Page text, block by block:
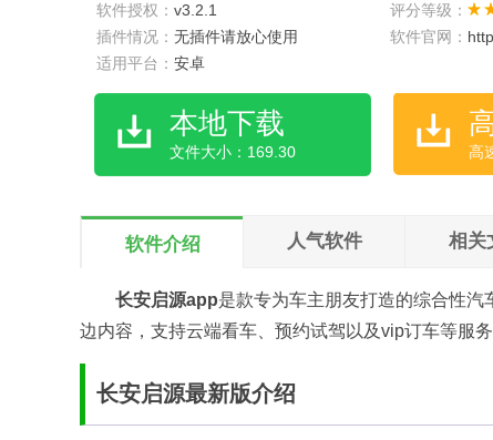
软件授权： v3.2.1
评分等级：
插件情况： 无插件请放心使用 软件官网：
适用平台： 安卓
本地下载
文件大小：169.30 高
软件介绍 人气软件 相关
长安启源app是款专为车主朋友打造的综合性
边内容，支持云端看车、预约试驾以及vip订车等服
长安启源最新版介绍